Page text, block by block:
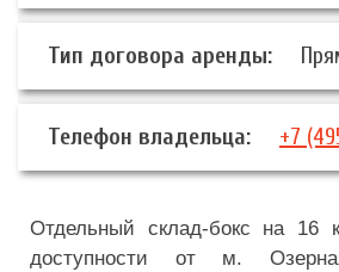
Тип договора аренды:
Телефон владельца: +7
Отдельный склад-бокс на 16
доступности от м.